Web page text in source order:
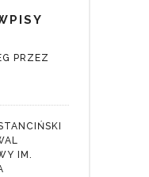
PRZEZ
IM.